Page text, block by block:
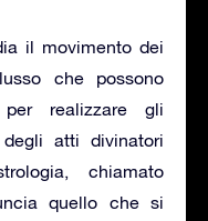
il movimento dei
che possono
per realizzare gli
atti divinatori
chiamato
quello che si